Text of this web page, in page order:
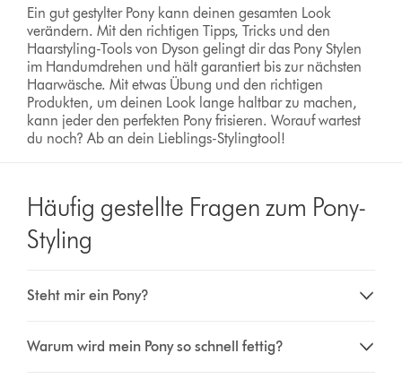
Ein gut gestylter Pony kann deinen gesamten Look
verändern. Mit den richtigen Tipps, Tricks und den
Haarstyling-Tools von Dyson gelingt dir das Pony Stylen
im Handumdrehen und hält garantiert bis zur nächsten
Haarwäsche. Mit etwas Übung und den richtigen
Produkten, um deinen Look lange haltbar zu machen,
kann jeder den perfekten Pony frisieren. Worauf wartest
du noch? Ab an dein Lieblings-Stylingtool!
Häufig gestellte Fragen zum Pony-
Styling
Steht mir ein Pony?
Warum wird mein Pony so schnell fettig?